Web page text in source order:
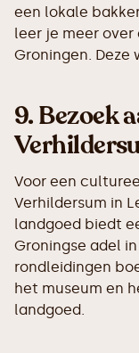
een lokale
leer je meer
Groningen. Deze
9.Bezoek
Voor een
Verhildersum in
landgoed biedt
Groningse adel
rondleidingen
het museum en
landgoed.